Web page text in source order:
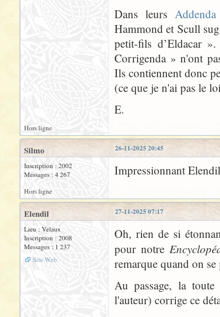
Dans leurs
Hammond et Scull
petit-fils d’Eldacar
Corrigenda » n'ont
Ils contiennent donc
(ce que je n'ai pas le
E.
Hors ligne
26-11-2025 20:45
Silmo
Inscription : 2002
Messages : 4 267
Impressionnant
Hors ligne
27-11-2025 07:17
Elendil
Lieu : Velaux
Inscription : 2008
Messages : 1 237
Site Web
Oh, rien de si
pour notre
remarque quand on
Au passage, la
l'auteur) corrige ce